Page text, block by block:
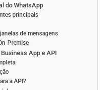
do WhatsApp
principais
de mensagens
Premise
App e API
a API?